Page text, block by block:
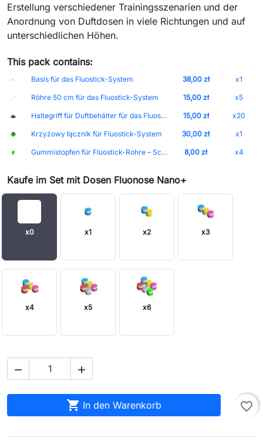
Erstellung verschiedener Trainingsszenarien und der
Anordnung von Duftdosen in viele Richtungen und auf
unterschiedlichen Höhen.
This pack contains:
Basis für das Fluostick-System 38,00 zł x1
Röhre 50 cm für das Fluostick-System 15,00 zł x5
Haltegriff für Duftbehälter für das Fluostick-System 15,00 zł x20
Krzyżowy łącznik für Fluostick-System 30,00 zł x1
Gummistopfen für Fluostick-Rohre – Schutzabdeckung 8,00 zł x4
Kaufe im Set mit Dosen Fluonose Nano+
x0 x1 x2 x3
x4 x5 x6
 
 In den Warenkorb favorite_border